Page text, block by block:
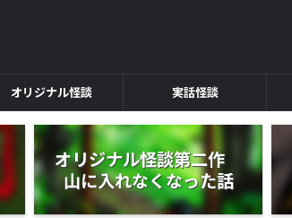
オリジナル怪談 実話怪談
オリジナル怪談第二作
山に入れなくなった話